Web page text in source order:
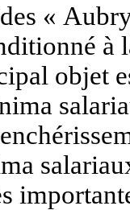
«
objet